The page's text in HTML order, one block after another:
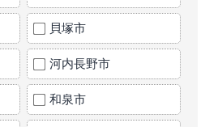
貝塚市
河内長野市
和泉市